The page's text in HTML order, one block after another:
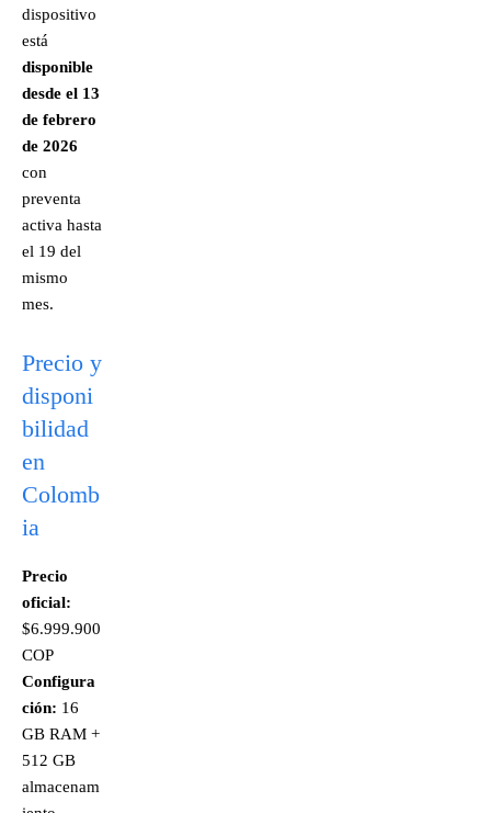
dispositivo
está
disponible
desde el 13
de febrero
de 2026
con
preventa
activa hasta
el 19 del
mismo
mes.
Precio y
disponi
bilidad
en
Colomb
ia
Precio
oficial:
$6.999.900
COP
Configura
ción: 16
GB RAM +
512 GB
almacenam